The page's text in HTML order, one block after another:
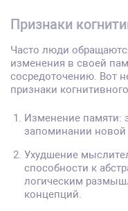
Признаки
Часто люди
изменения в своей
сосредоточению. Вот
признаки
Изменение памяти:
запоминании
Ухудшение
способности к
логическим
концепций.